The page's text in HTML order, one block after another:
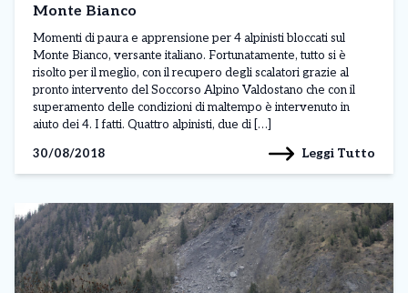
Monte Bianco
Momenti di paura e apprensione per 4 alpinisti bloccati sul
Monte Bianco, versante italiano. Fortunatamente, tutto si è
risolto per il meglio, con il recupero degli scalatori grazie al
pronto intervento del Soccorso Alpino Valdostano che con il
superamento delle condizioni di maltempo è intervenuto in
aiuto dei 4. I fatti. Quattro alpinisti, due di […]
30/08/2018
Leggi Tutto